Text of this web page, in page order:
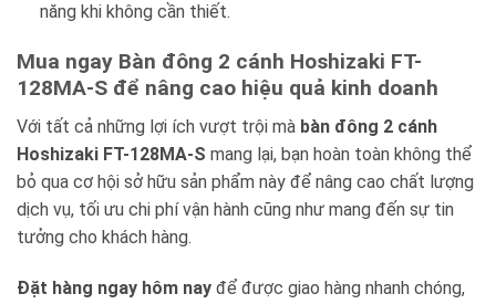
năng khi không cần thiết.
Mua ngay Bàn đông 2 cánh Hoshizaki FT-
128MA-S để nâng cao hiệu quả kinh doanh
Với tất cả những lợi ích vượt trội mà bàn đông 2 cánh
Hoshizaki FT-128MA-S mang lại, bạn hoàn toàn không thể
bỏ qua cơ hội sở hữu sản phẩm này để nâng cao chất lượng
dịch vụ, tối ưu chi phí vận hành cũng như mang đến sự tin
tưởng cho khách hàng.
Đặt hàng ngay hôm nay để được giao hàng nhanh chóng,